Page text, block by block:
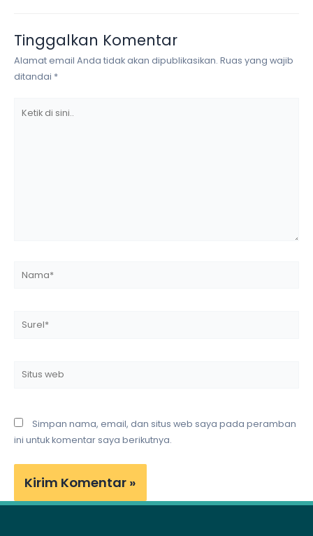
Tinggalkan Komentar
Alamat email Anda tidak akan dipublikasikan. Ruas yang wajib
ditandai *
Surel*
Situs
Simpan nama, email, dan situs web saya pada peramban
ini untuk komentar saya berikutnya.